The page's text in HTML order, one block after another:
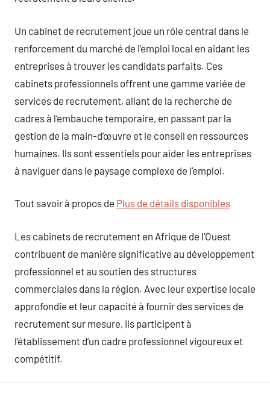
Un cabinet de recrutement joue un rôle central dans le
renforcement du marché de l’emploi local en aidant les
entreprises à trouver les candidats parfaits. Ces
cabinets professionnels offrent une gamme variée de
services de recrutement, allant de la recherche de
cadres à l’embauche temporaire, en passant par la
gestion de la main-d’œuvre et le conseil en ressources
humaines. Ils sont essentiels pour aider les entreprises
à naviguer dans le paysage complexe de l’emploi.
Tout savoir à propos de Plus de détails disponibles
Les cabinets de recrutement en Afrique de l’Ouest
contribuent de manière significative au développement
professionnel et au soutien des structures
commerciales dans la région. Avec leur expertise locale
approfondie et leur capacité à fournir des services de
recrutement sur mesure, ils participent à
l’établissement d’un cadre professionnel vigoureux et
compétitif.